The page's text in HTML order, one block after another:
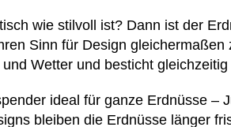
wie stilvoll ist? Dann ist der
Sinn für Design
Wetter und besticht
ideal für ganze Erdnüsse –
bleiben die Erdnüsse länger